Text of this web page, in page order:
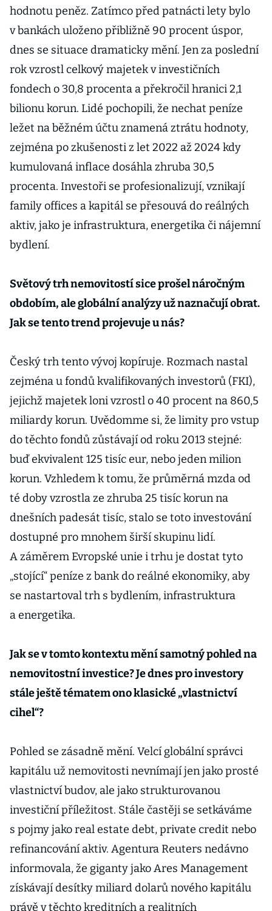
hodnotu peněz. Zatímco před patnácti lety bylo
v bankách uloženo přibližně 90 procent úspor,
dnes se situace dramaticky mění. Jen za poslední
rok vzrostl celkový majetek v investičních
fondech o 30,8 procenta a překročil hranici 2,1
bilionu korun. Lidé pochopili, že nechat peníze
ležet na běžném účtu znamená ztrátu hodnoty,
zejména po zkušenosti z let 2022 až 2024 kdy
kumulovaná inflace dosáhla zhruba 30,5
procenta. Investoři se profesionalizují, vznikají
family offices a kapitál se přesouvá do reálných
aktiv, jako je infrastruktura, energetika či nájemní
bydlení.
Světový trh nemovitostí sice prošel náročným
obdobím, ale globální analýzy už naznačují obrat.
Jak se tento trend projevuje u nás?
Český trh tento vývoj kopíruje. Rozmach nastal
zejména u fondů kvalifikovaných investorů (FKI),
jejichž majetek loni vzrostl o 40 procent na 860,5
miliardy korun. Uvědomme si, že limity pro vstup
do těchto fondů zůstávají od roku 2013 stejné:
buď ekvivalent 125 tisíc eur, nebo jeden milion
korun. Vzhledem k tomu, že průměrná mzda od
té doby vzrostla ze zhruba 25 tisíc korun na
dnešních padesát tisíc, stalo se toto investování
dostupné pro mnohem širší skupinu lidí.
A záměrem Evropské unie i trhu je dostat tyto
„stojící“ peníze z bank do reálné ekonomiky, aby
se nastartoval trh s bydlením, infrastruktura
a energetika.
Jak se v tomto kontextu mění samotný pohled na
nemovitostní investice? Je dnes pro investory
stále ještě tématem ono klasické „vlastnictví
cihel“?
Pohled se zásadně mění. Velcí globální správci
kapitálu už nemovitosti nevnímají jen jako prosté
vlastnictví budov, ale jako strukturovanou
investiční příležitost. Stále častěji se setkáváme
s pojmy jako real estate debt, private credit nebo
refinancování aktiv. Agentura Reuters nedávno
informovala, že giganty jako Ares Management
získávají desítky miliard dolarů nového kapitálu
právě v těchto kreditních a realitních